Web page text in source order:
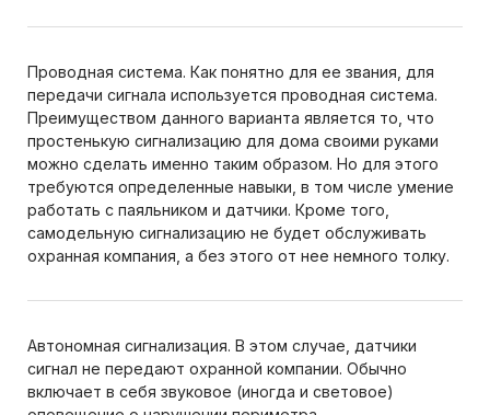
Проводная система. Как понятно для ее звания, для
передачи сигнала используется проводная система.
Преимуществом данного варианта является то, что
простенькую сигнализацию для дома своими руками
можно сделать именно таким образом. Но для этого
требуются определенные навыки, в том числе умение
работать с паяльником и датчики. Кроме того,
самодельную сигнализацию не будет обслуживать
охранная компания, а без этого от нее немного толку.
Автономная сигнализация. В этом случае, датчики
сигнал не передают охранной компании. Обычно
включает в себя звуковое (иногда и световое)